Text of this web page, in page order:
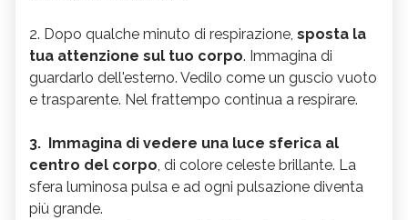
2. Dopo qualche minuto di respirazione, sposta la
tua attenzione sul tuo corpo. Immagina di
guardarlo dell'esterno. Vedilo come un guscio vuoto
e trasparente. Nel frattempo continua a respirare.
3. Immagina di vedere una luce sferica al
centro del corpo, di colore celeste brillante. La
sfera luminosa pulsa e ad ogni pulsazione diventa
più grande.